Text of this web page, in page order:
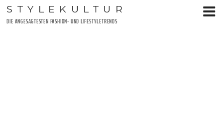
Zum
Inhalt
STYLEKULTUR
DIE ANGESAGTESTEN FASHION- UND LIFESTYLETRENDS